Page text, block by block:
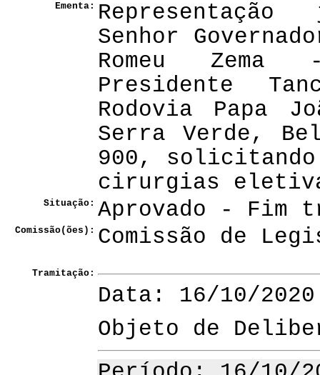
Ementa:
Senhor
Romeu
Presidente
Rodovia Papa
Serra Verde,
900,
cirurgias
Situação: Aprovado - Fim
Comissão(ões): Comissão de
Tramitação:
Data: 16/10/2020
Objeto de